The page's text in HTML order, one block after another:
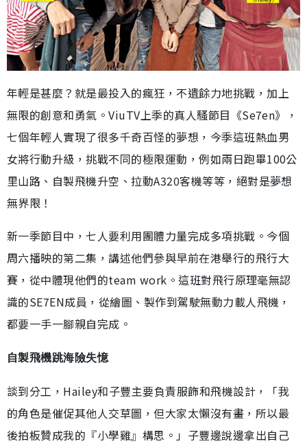
年輕是甚麼？就是最投入的瘋狂，不遺餘力地挑戰，加上
無限的創意和勇氣。ViuTV上季的真人騷節目《Se7en》，
七個年輕人實現了很多千奇百怪的夢想，今季這班熱血男
女將行動升級，挑戰不同的極限運動，例如兩日跑畢100公
里山路、自製飛機升空、拉動A320客機等等，絕對是夢想
無界限！
新一季節目中，七人要利用團體力量完成多項挑戰。今個
周六播映的第二集，講述他們參與早前在港舉行的飛行大
賽，從中體現他們的team work。這班對飛行原理毫無認
識的SE7EN成員，從繪圖、製作到駕駛無動力載人飛機，
都要一手一腳親自完成。
自製飛機跳海險失憶
談到分工，Hailey和子豐主要負責服飾和飛機設計，「我
的角色是催促其他人交草圖，但大家太懶沒有畫，所以最
後拍板贊成我的『小學雞』構思。」子豐邊說邊拿出自己